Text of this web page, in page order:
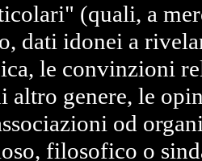
(quali, a
dati idonei a
le convinzioni
altro genere, le
od
filosofico o